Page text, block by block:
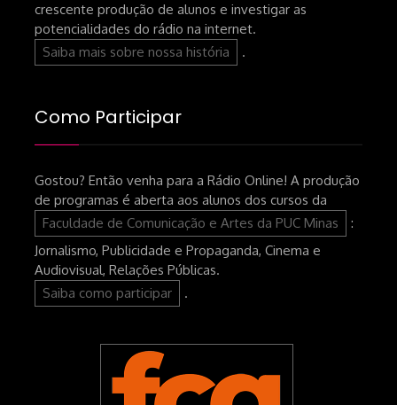
crescente produção de alunos e investigar as
potencialidades do rádio na internet.
Saiba mais sobre nossa história
.
Como Participar
Gostou? Então venha para a Rádio Online! A produção
de programas é aberta aos alunos dos cursos da
Faculdade de Comunicação e Artes da PUC Minas
:
Jornalismo, Publicidade e Propaganda, Cinema e
Audiovisual, Relações Públicas.
Saiba como participar
.